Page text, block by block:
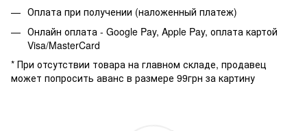
Оплата при получении (наложенный платеж)
Онлайн оплата - Google Pay, Apple Pay, оплата картой
Visa/MasterCard
* При отсутствии товара на главном складе, продавец
может попросить аванс в размере 99грн за картину